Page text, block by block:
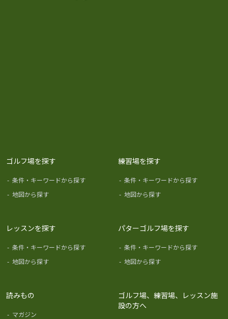
ゴルフ場を探す
- 条件・キーワードから探す
- 地図から探す
練習場を探す
- 条件・キーワードから探す
- 地図から探す
レッスンを探す
- 条件・キーワードから探す
- 地図から探す
パターゴルフ場を探す
- 条件・キーワードから探す
- 地図から探す
読みもの
- マガジン
ゴルフ場、練習場、レッスン施
設の方へ